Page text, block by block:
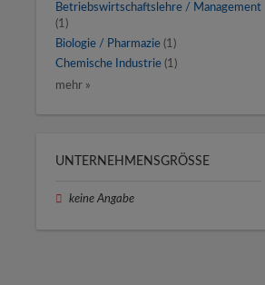
Betriebswirtschaftslehre / Management
(1)
Biologie / Pharmazie (1)
Chemische Industrie (1)
mehr »
UNTERNEHMENSGRÖSSE
keine Angabe